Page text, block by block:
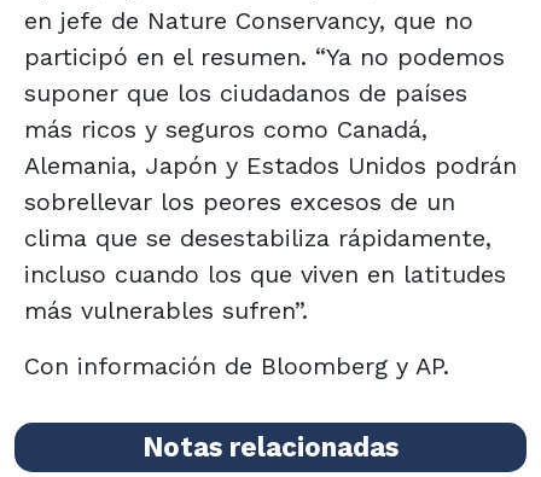
en jefe de Nature Conservancy, que no
participó en el resumen. “Ya no podemos
suponer que los ciudadanos de países
más ricos y seguros como Canadá,
Alemania, Japón y Estados Unidos podrán
sobrellevar los peores excesos de un
clima que se desestabiliza rápidamente,
incluso cuando los que viven en latitudes
más vulnerables sufren”.
Con información de Bloomberg y AP.
Notas relacionadas